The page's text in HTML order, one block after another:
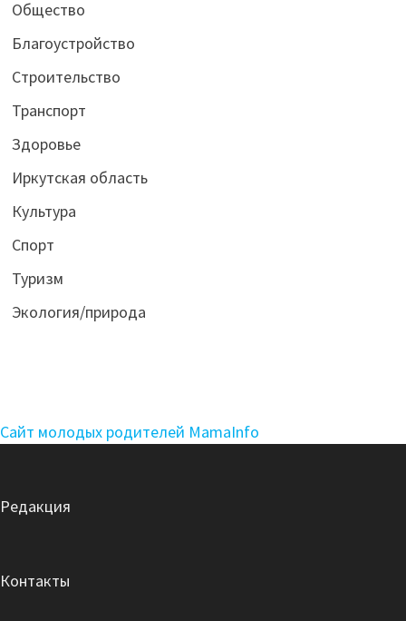
Общество
Благоустройство
Строительство
Транспорт
Здоровье
Иркутская область
Культура
Спорт
Туризм
Экология/природа
Сайт молодых родителей MamaInfo
Редакция
Контакты